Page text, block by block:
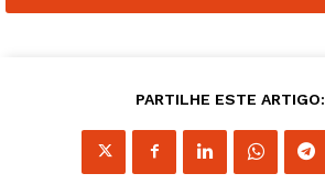
PARTILHE ESTE ARTIGO: